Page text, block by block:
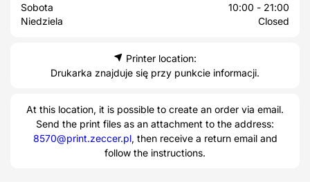
Sobota
10:00 - 21:00
Niedziela
Closed
Printer location:
Drukarka znajduje się przy punkcie informacji.
At this location, it is possible to create an order via email.
Send the print files as an attachment to the address:
8570@print.zeccer.pl, then receive a return email and
follow the instructions.